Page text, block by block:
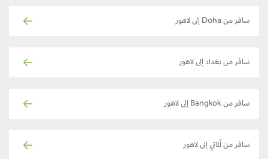
سافر من Doha إلى لاهور
سافر من بغداد إلى لاهور
سافر من Bangkok إلى لاهور
سافر من ألماتي إلى لاهور